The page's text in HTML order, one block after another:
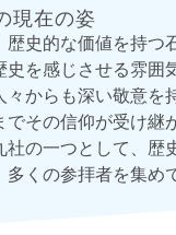
現在の姿
歴史的な価値を持つ
を感じさせる雰囲
からも深い敬意を
その信仰が受け継
社の一つとして、歴
くの参拝者を集め